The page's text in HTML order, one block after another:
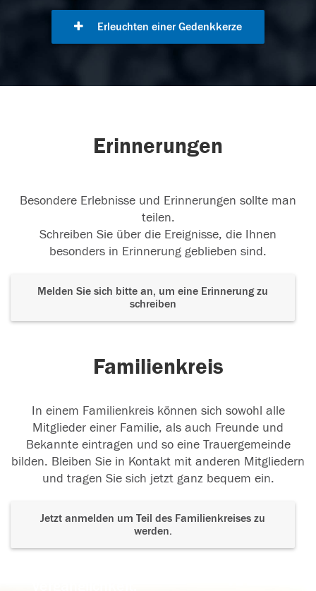
Erleuchten einer Gedenkkerze
Erinnerungen
Besondere Erlebnisse und Erinnerungen sollte man
teilen.
Schreiben Sie über die Ereignisse, die Ihnen
besonders in Erinnerung geblieben sind.
Melden Sie sich bitte an, um eine Erinnerung zu
schreiben
Familienkreis
In einem Familienkreis können sich sowohl alle
Mitglieder einer Familie, als auch Freunde und
Bekannte eintragen und so eine Trauergemeinde
bilden. Bleiben Sie in Kontakt mit anderen Mitgliedern
und tragen Sie sich jetzt ganz bequem ein.
Jetzt anmelden um Teil des Familienkreises zu
werden.